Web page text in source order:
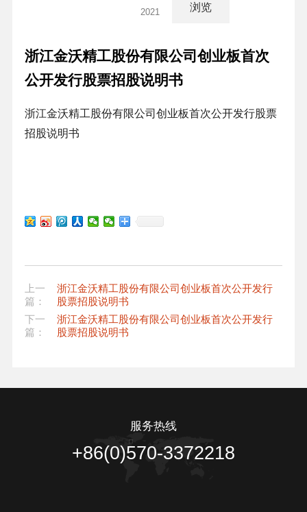
2021 浏览
浙江金沃精工股份有限公司创业板首次
公开发行股票招股说明书
浙江金沃精工股份有限公司创业板首次公开发行股票
招股说明书
上一
篇：
浙江金沃精工股份有限公司创业板首次公开发行
股票招股说明书
下一
篇：
浙江金沃精工股份有限公司创业板首次公开发行
股票招股说明书
服务热线
+86(0)570-3372218